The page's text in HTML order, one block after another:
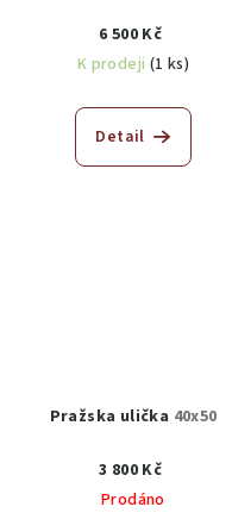
6 500 Kč
K prodeji (1 ks)
Detail
Pražska ulička 40x50
3 800 Kč
Prodáno